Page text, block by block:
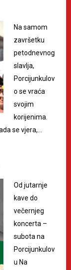
Na samom
završetku
petodnevnog
slavlja,
Porcijunkulov
o se vraća
svojim
korijenima.
se vjera,…
Od jutarnje
kave do
večernjeg
koncerta –
subota na
Porcijunkulov
u Na